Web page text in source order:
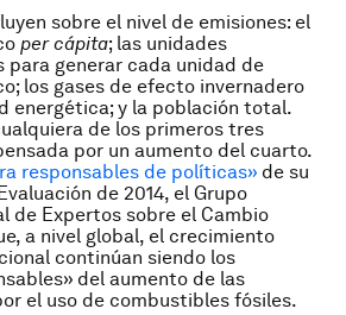
sobre el nivel de emisiones: el
per cápita; las unidades
para generar cada unidad de
los gases de efecto invernadero
energética; y la población total.
de los primeros tres
por un aumento del cuarto.
responsables de políticas» de su
de 2014, el Grupo
de Expertos sobre el Cambio
a nivel global, el crecimiento
continúan siendo los
del aumento de las
el uso de combustibles fósiles.